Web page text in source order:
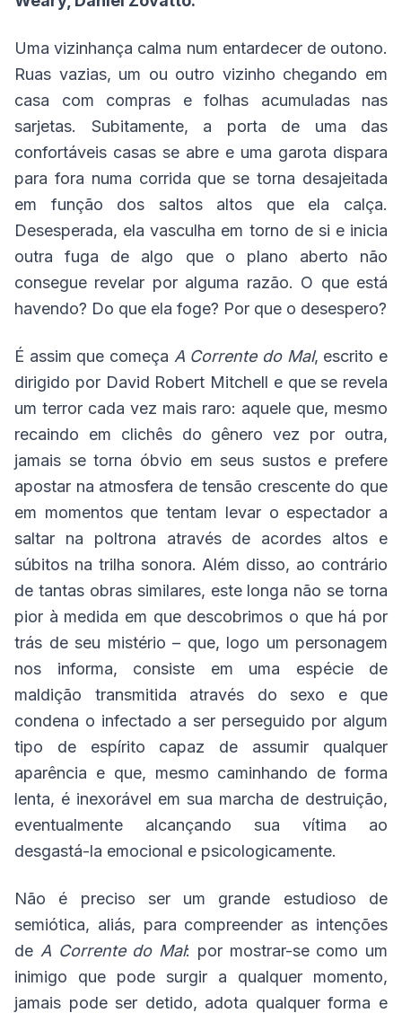
Uma vizinhança calma num entardecer de outono.
Ruas vazias, um ou outro vizinho chegando em
casa com compras e folhas acumuladas nas
sarjetas. Subitamente, a porta de uma das
confortáveis casas se abre e uma garota dispara
para fora numa corrida que se torna desajeitada
em função dos saltos altos que ela calça.
Desesperada, ela vasculha em torno de si e inicia
outra fuga de algo que o plano aberto não
consegue revelar por alguma razão. O que está
havendo? Do que ela foge? Por que o desespero?
É assim que começa A Corrente do Mal, escrito e
dirigido por David Robert Mitchell e que se revela
um terror cada vez mais raro: aquele que, mesmo
recaindo em clichês do gênero vez por outra,
jamais se torna óbvio em seus sustos e prefere
apostar na atmosfera de tensão crescente do que
em momentos que tentam levar o espectador a
saltar na poltrona através de acordes altos e
súbitos na trilha sonora. Além disso, ao contrário
de tantas obras similares, este longa não se torna
pior à medida em que descobrimos o que há por
trás de seu mistério – que, logo um personagem
nos informa, consiste em uma espécie de
maldição transmitida através do sexo e que
condena o infectado a ser perseguido por algum
tipo de espírito capaz de assumir qualquer
aparência e que, mesmo caminhando de forma
lenta, é inexorável em sua marcha de destruição,
eventualmente alcançando sua vítima ao
desgastá-la emocional e psicologicamente.
Não é preciso ser um grande estudioso de
semiótica, aliás, para compreender as intenções
de A Corrente do Mal: por mostrar-se como um
inimigo que pode surgir a qualquer momento,
jamais pode ser detido, adota qualquer forma e